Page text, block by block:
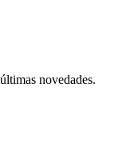
novedades.